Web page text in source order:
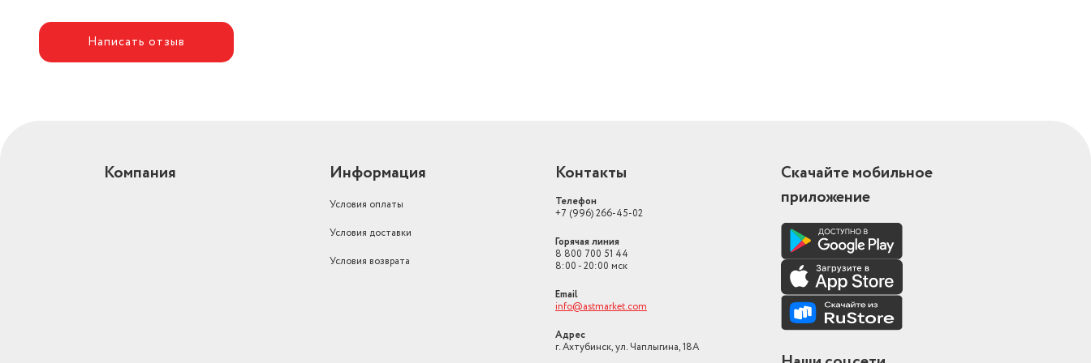
Размораживание морозильной
Тип управления
Страна производства
Россия
Сигнал открытой двери
Дополнительные возможности
суперзаморозка
22
ЕАЭС RU С-RU.АЯ46.В.41136/25
Общий объем морозильной
275
Написать отзыв
Компания Информация
Условия оплаты
Условия доставки
Условия возврата
Контакты
Телефон
+7 (996) 266-45-02
Горячая линия
8 800 700 51 44
8:00 - 20:00 мск
Email
info@astmarket.com
Адрес
г. Ахтубинск, ул. Чаплыгина, 18А
Скачайте мобильное
приложение